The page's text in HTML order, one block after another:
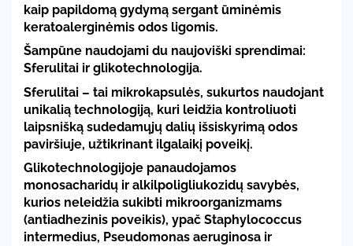
kaip papildomą gydymą sergant ūminėmis
keratoalerginėmis odos ligomis.
Šampūne naudojami du naujoviški sprendimai:
Sferulitai ir glikotechnologija.
Sferulitai – tai mikrokapsulės, sukurtos naudojant
unikalią technologiją, kuri leidžia kontroliuoti
laipsnišką sudedamųjų dalių išsiskyrimą odos
paviršiuje, užtikrinant ilgalaikį poveikį.
Glikotechnologijoje panaudojamos
monosacharidų ir alkilpoligliukozidų savybės,
kurios neleidžia sukibti mikroorganizmams
(antiadhezinis poveikis), ypač Staphylococcus
intermedius, Pseudomonas aeruginosa ir